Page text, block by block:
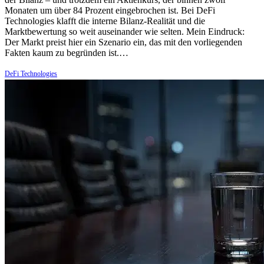
Monaten um über 84 Prozent eingebrochen ist. Bei DeFi
Technologies klafft die interne Bilanz-Realität und die
Marktbewertung so weit auseinander wie selten. Mein Eindruck:
Der Markt preist hier ein Szenario ein, das mit den vorliegenden
Fakten kaum zu begründen ist.…
DeFi Technologies